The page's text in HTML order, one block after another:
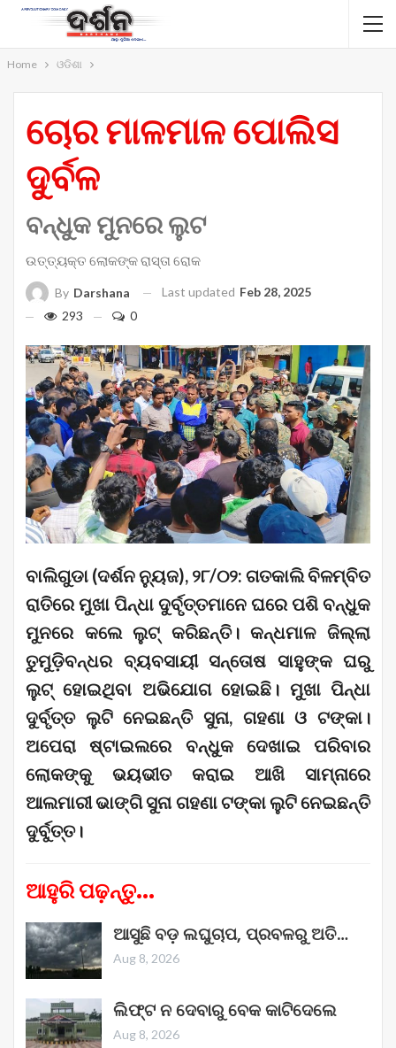
Home ଓଡିଶା
ଚୋର ମାଳମାଳ ପୋଲିସ
ଦୁର୍ବଳ
ବନ୍ଧୁକ ମୁନରେ ଲୁଟ
ଉତ୍ତ୍ୟକ୍ତ ଲୋକଙ୍କ ରାସ୍ତା ରୋକ
By Darshana Last updated Feb 28, 2025
293
0
ବାଲିଗୁଡା (ଦର୍ଶନ ନ୍ୟୁଜ), ୨୮/୦୨: ଗତକାଲି ବିଳମ୍ବିତ
ରାତିରେ ମୁଖା ପିନ୍ଧା ଦୁର୍ବୃତ୍ତମାନେ ଘରେ ପଶି ବନ୍ଧୁକ
ମୁନରେ କଲେ ଲୁଟ୍ କରିଛନ୍ତି। କନ୍ଧମାଳ ଜିଲ୍ଲା
ତୁମୁଡ଼ିବନ୍ଧର ବ୍ୟବସାୟୀ ସନ୍ତୋଷ ସାହୁଙ୍କ ଘରୁ
ଲୁଟ୍ ହୋଇଥିବା ଅଭିଯୋଗ ହୋଇଛି। ମୁଖା ପିନ୍ଧା
ଦୁର୍ବୃତ୍ତ ଲୁଟି ନେଇଛନ୍ତି ସୁନା, ଗହଣା ଓ ଟଙ୍କା।
ଅପେରା ଷ୍ଟାଇଲରେ ବନ୍ଧୁକ ଦେଖାଇ ପରିବାର
ଲୋକଙ୍କୁ ଭୟଭୀତ କରାଇ ଆଖି ସାମ୍ନାରେ
ଆଲମାରୀ ଭାଙ୍ଗି ସୁନା ଗହଣା ଟଙ୍କା ଲୁଟି ନେଇଛନ୍ତି
ଦୁର୍ବୁତ୍ତ।
ଆହୁରି ପଢ଼ନ୍ତୁ...
ଆସୁଛି ବଡ଼ ଲଘୁଚାପ, ପ୍ରବଳରୁ ଅତି…
Aug 8, 2026
ଲିଫ୍ଟ ନ ଦେବାରୁ ବେକ କାଟିଦେଲେ
Aug 8, 2026